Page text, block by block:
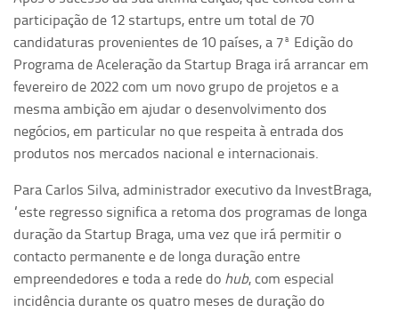
participação de 12 startups, entre um total de 70
candidaturas provenientes de 10 países, a 7ª Edição do
Programa de Aceleração da Startup Braga irá arrancar em
fevereiro de 2022 com um novo grupo de projetos e a
mesma ambição em ajudar o desenvolvimento dos
negócios, em particular no que respeita à entrada dos
produtos nos mercados nacional e internacionais.
Para Carlos Silva, administrador executivo da InvestBraga,
“este regresso significa a retoma dos programas de longa
duração da Startup Braga, uma vez que irá permitir o
contacto permanente e de longa duração entre
empreendedores e toda a rede do hub, com especial
incidência durante os quatro meses de duração do